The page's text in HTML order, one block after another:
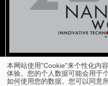
本网站使用"Cookie"来个性化内
体验。您的个人数据可能会用于
如何使用您的数据。您可以同意